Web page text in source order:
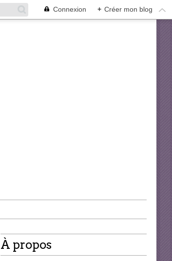
Connexion + Créer mon blog
À propos